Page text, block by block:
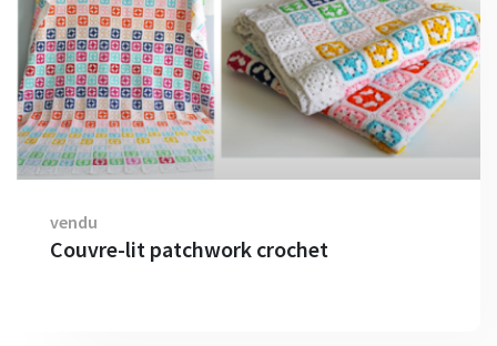
vendu
Couvre-lit patchwork crochet